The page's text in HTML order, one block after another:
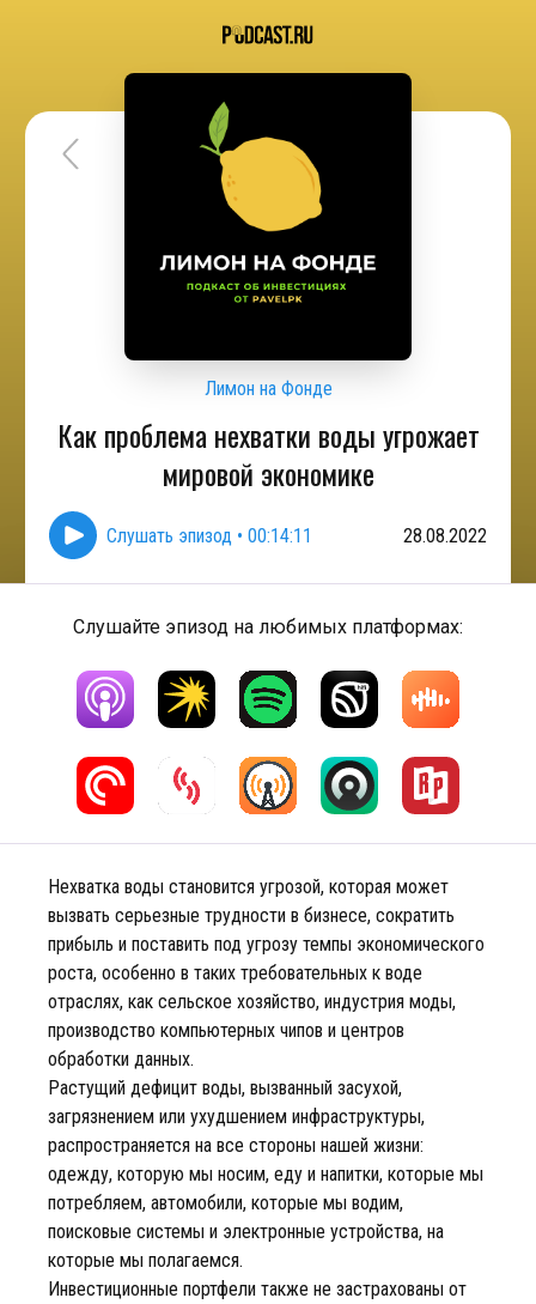
Лимон на Фонде
Как проблема нехватки воды угрожает
мировой экономике
Слушать эпизод • 00:14:11 28.08.2022
Слушайте эпизод на любимых платформах:
Нехватка воды становится угрозой, которая может
вызвать серьезные трудности в бизнесе, сократить
прибыль и поставить под угрозу темпы экономического
роста, особенно в таких требовательных к воде
отраслях, как сельское хозяйство, индустрия моды,
производство компьютерных чипов и центров
обработки данных.
Растущий дефицит воды, вызванный засухой,
загрязнением или ухудшением инфраструктуры,
распространяется на все стороны нашей жизни:
одежду, которую мы носим, еду и напитки, которые мы
потребляем, автомобили, которые мы водим,
поисковые системы и электронные устройства, на
которые мы полагаемся.
Инвестиционные портфели также не застрахованы от